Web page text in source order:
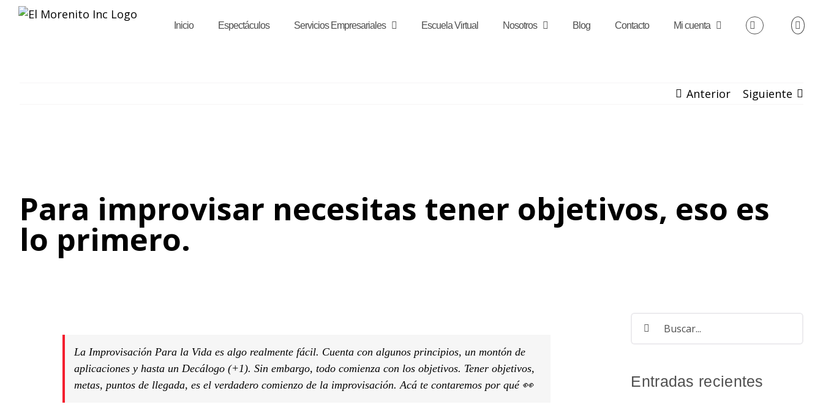
Saltar
Inicio Espectáculos Servicios Empresariales Escuela Virtual Nosotros Blog Contacto Mi cuenta
Anterior Siguiente
Para improvisar necesitas tener objetivos, eso es
lo primero.
La Improvisación Para la Vida es algo realmente fácil. Cuenta con algunos principios, un montón de
aplicacionesy hasta un Decálogo (+1). Sin embargo, todo comienza con los objetivos. Tener objetivos,
metas, puntos de llegada, es el verdadero comienzo de la improvisación. Acá te contaremos por qué 👀
Entradas recientes